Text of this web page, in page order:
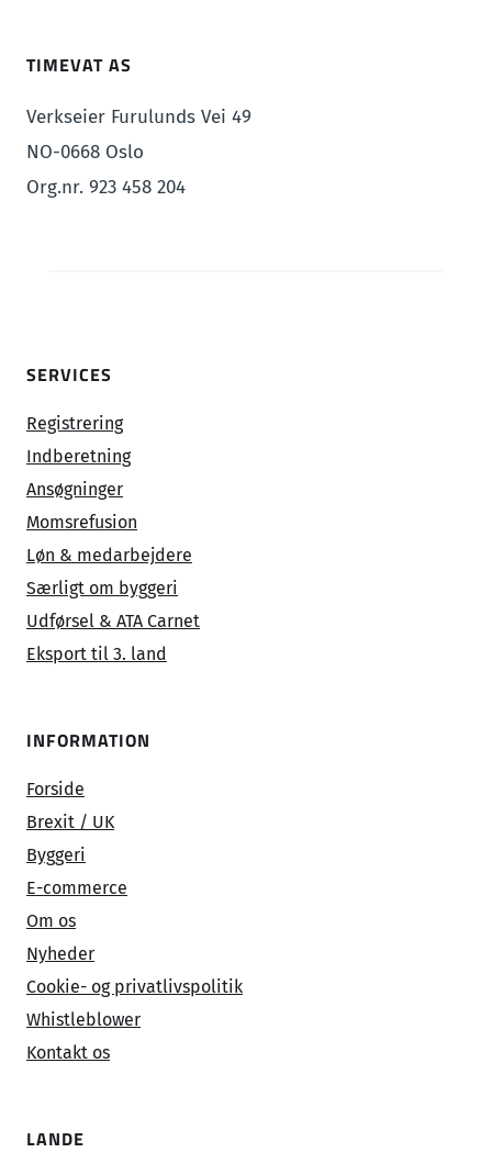
TIMEVAT AS
Verkseier Furulunds Vei 49
NO-0668 Oslo
Org.nr. 923 458 204
SERVICES
Registrering
Indberetning
Ansøgninger
Momsrefusion
Løn & medarbejdere
Særligt om byggeri
Udførsel & ATA Carnet
Eksport til 3. land
INFORMATION
Forside
Brexit / UK
Byggeri
E-commerce
Om os
Nyheder
Cookie- og privatlivspolitik
Whistleblower
Kontakt os
LANDE